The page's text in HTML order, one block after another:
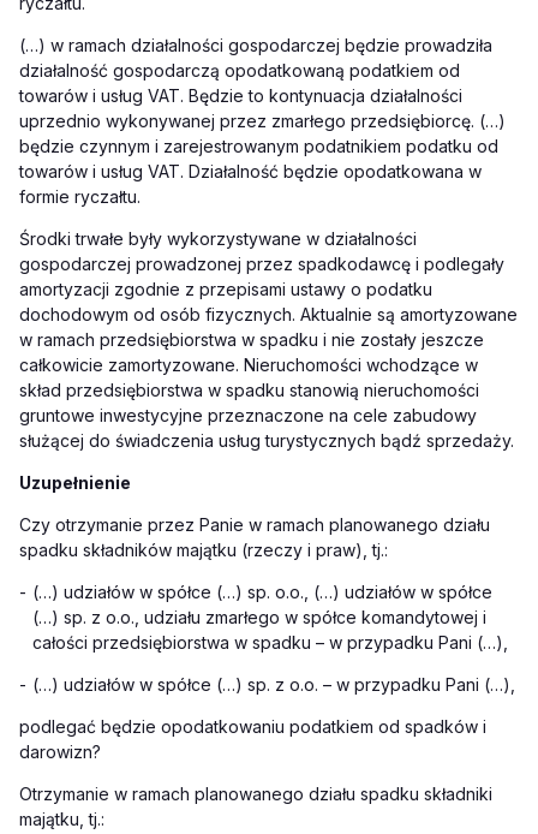
(…) w ramach działalności gospodarczej będzie prowadziła
działalność gospodarczą opodatkowaną podatkiem od
towarów i usług VAT. Będzie to kontynuacja działalności
uprzednio wykonywanej przez zmarłego przedsiębiorcę. (…)
będzie czynnym i zarejestrowanym podatnikiem podatku od
towarów i usług VAT. Działalność będzie opodatkowana w
formie ryczałtu.
Środki trwałe były wykorzystywane w działalności
gospodarczej prowadzonej przez spadkodawcę i podlegały
amortyzacji zgodnie z przepisami ustawy o podatku
dochodowym od osób fizycznych. Aktualnie są amortyzowane
w ramach przedsiębiorstwa w spadku i nie zostały jeszcze
całkowicie zamortyzowane. Nieruchomości wchodzące w
skład przedsiębiorstwa w spadku stanowią nieruchomości
gruntowe inwestycyjne przeznaczone na cele zabudowy
służącej do świadczenia usług turystycznych bądź sprzedaży.
Uzupełnienie
Czy otrzymanie przez Panie w ramach planowanego działu
spadku składników majątku (rzeczy i praw), tj.:
- (…) udziałów w spółce (…) sp. o.o., (…) udziałów w spółce
(…) sp. z o.o., udziału zmarłego w spółce komandytowej i
całości przedsiębiorstwa w spadku – w przypadku Pani (…)
- (…) udziałów w spółce (…) sp. z o.o. – w przypadku Pani (…)
podlegać będzie opodatkowaniu podatkiem od spadków i
darowizn?
Otrzymanie w ramach planowanego działu spadku składniki
majątku, tj.: